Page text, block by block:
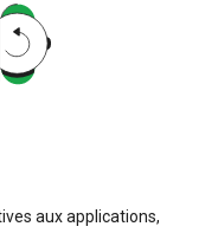
aux applications,